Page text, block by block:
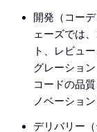
開発（コー
ェーズでは
ト、レビュ
グレーショ
コードの品
ノベーショ
デリバリー